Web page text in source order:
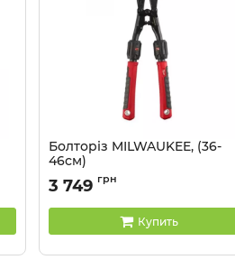
Болторіз MILWAUKEE, (36-
46см)
Артикул: 4932464850
3 749 грн
Купить